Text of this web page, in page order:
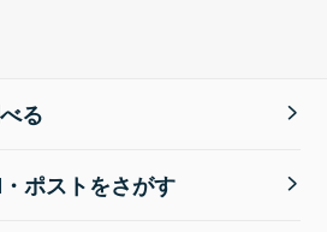
る
ポストをさがす